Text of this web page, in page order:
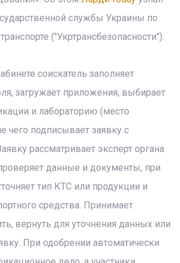
службы Украины по
("Укртрансбезопасности").
соискатель заполняет
загружает приложения, выбирает
и лабораторию (место
чего подписывает заявку с
рассматривает эксперт органа
данные и документы, при
тип КТС или продукции и
средства. Принимает
вернуть для уточнения данных или
При одобрении автоматически